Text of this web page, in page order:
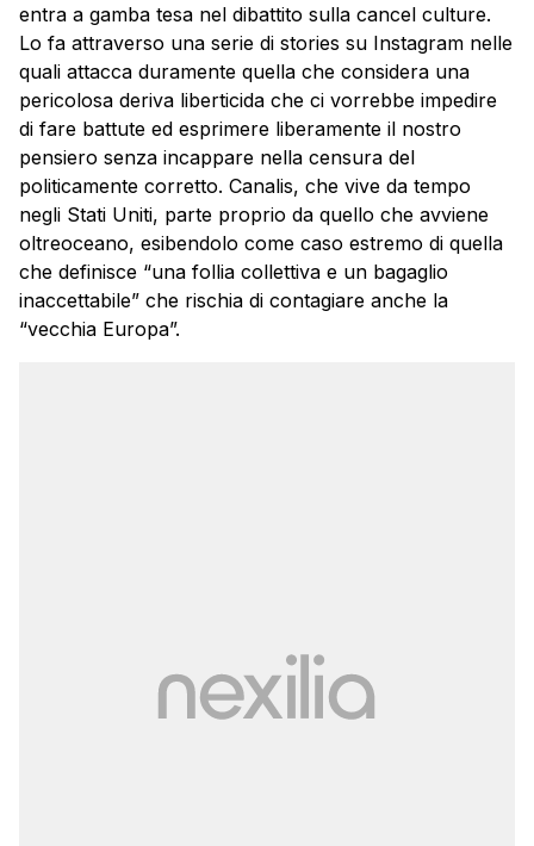
entra a gamba tesa nel dibattito sulla cancel culture.
Lo fa attraverso una serie di stories su Instagram nelle
quali attacca duramente quella che considera una
pericolosa deriva liberticida che ci vorrebbe impedire
di fare battute ed esprimere liberamente il nostro
pensiero senza incappare nella censura del
politicamente corretto. Canalis, che vive da tempo
negli Stati Uniti, parte proprio da quello che avviene
oltreoceano, esibendolo come caso estremo di quella
che definisce “una follia collettiva e un bagaglio
inaccettabile” che rischia di contagiare anche la
“vecchia Europa”.